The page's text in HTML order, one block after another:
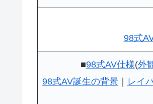
98式
■98式AV仕様(外
98式AV誕生の背景 ｜ レイ